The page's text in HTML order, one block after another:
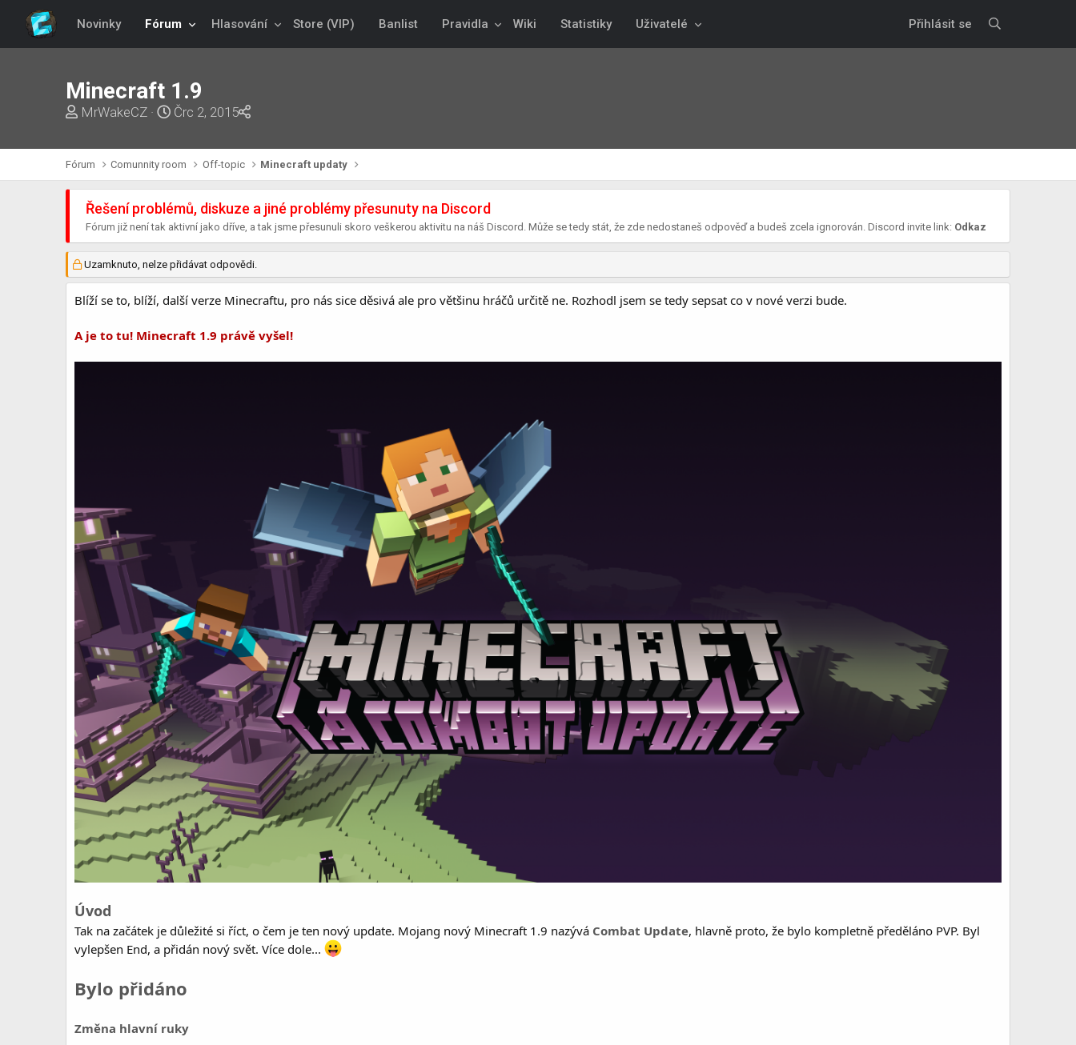
Novinky Fórum Hlasování Store (VIP) Banlist Pravidla Wiki Statistiky Uživatelé Přihlásit se
Minecraft 1.9
T
r
e
a
d
s
a
e
MrWakeCZ
S
a
r
t
d
a
e
Črc 2, 2015
Fórum Comunnity room Off-topic Minecraft updaty
Řešení problémů, diskuze a jiné problémy přesunuty na Discord
Fórum již není tak aktivní jako dříve, a tak jsme přesunuli skoro veškerou aktivitu na náš Discord. Může se tedy stát, že zde nedostaneš odpověď a budeš zcela ignorován. Discord invite link: Odkaz
Uzamknuto, nelze přidávat odpovědi.
Blíží se to, blíží, další verze Minecraftu, pro nás sice děsivá ale pro většinu hráčů určitě ne. Rozhodl jsem se tedy sepsat co v nové verzi bude.
A je to tu! Minecraft 1.9 právě vyšel!
Úvod
Tak na začátek je důležité si říct, o čem je ten nový update. Mojang nový Minecraft 1.9 nazývá Combat Update, hlavně proto, že bylo kompletně předěláno PVP. Byl
vylepšen End, a přidán nový svět. Více dole...
Bylo přidáno
Změna hlavní ruky